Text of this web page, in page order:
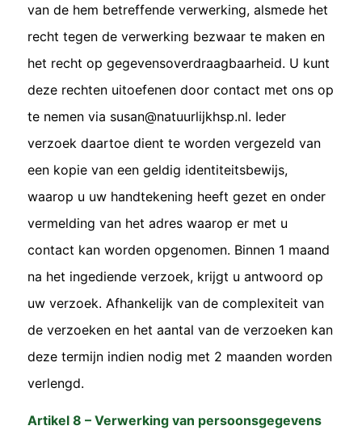
van de hem betreffende verwerking, alsmede het
recht tegen de verwerking bezwaar te maken en
het recht op gegevensoverdraagbaarheid. U kunt
deze rechten uitoefenen door contact met ons op
te nemen via susan@natuurlijkhsp.nl. Ieder
verzoek daartoe dient te worden vergezeld van
een kopie van een geldig identiteitsbewijs,
waarop u uw handtekening heeft gezet en onder
vermelding van het adres waarop er met u
contact kan worden opgenomen. Binnen 1 maand
na het ingediende verzoek, krijgt u antwoord op
uw verzoek. Afhankelijk van de complexiteit van
de verzoeken en het aantal van de verzoeken kan
deze termijn indien nodig met 2 maanden worden
verlengd.
Artikel 8 – Verwerking van persoonsgegevens